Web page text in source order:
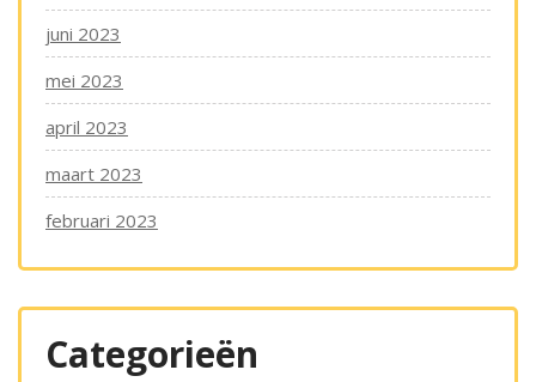
juni 2023
mei 2023
april 2023
maart 2023
februari 2023
Categorieën